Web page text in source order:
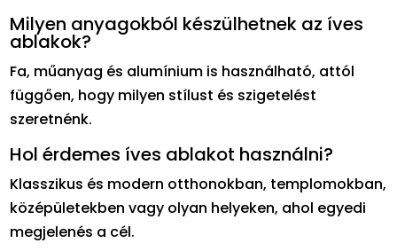
Milyen anyagokból készülhetnek az íves
ablakok?
Fa, műanyag és alumínium is használható, attól
függően, hogy milyen stílust és szigetelést
szeretnénk.
Hol érdemes íves ablakot használni?
Klasszikus és modern otthonokban, templomokban,
középületekben vagy olyan helyeken, ahol egyedi
megjelenés a cél.